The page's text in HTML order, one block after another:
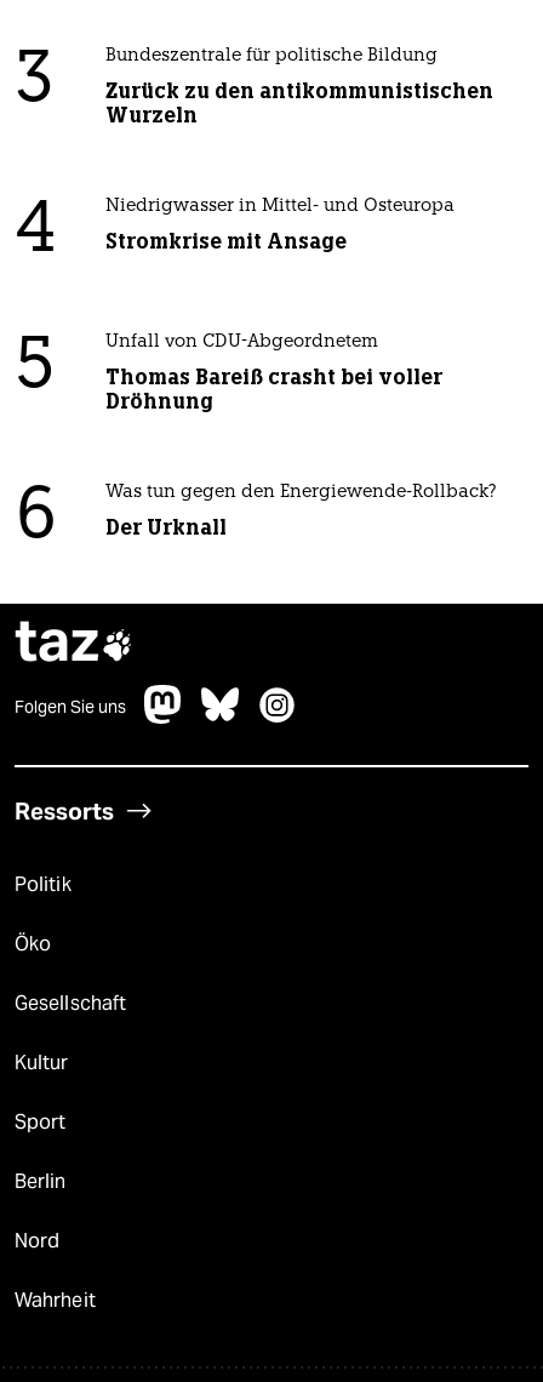
3 Bundeszentrale für politische Bildung
Zurück zu den antikommunistischen
Wurzeln
4 Niedrigwasser in Mittel- und Osteuropa
Stromkrise mit Ansage
5 Unfall von CDU-Abgeordnetem
Thomas Bareiß crasht bei voller
Dröhnung
6 Was tun gegen den Energiewende-Rollback?
Der Urknall
taz
Folgen Sie uns
Ressorts
Politik
Öko
Gesellschaft
Kultur
Sport
Berlin
Nord
Wahrheit